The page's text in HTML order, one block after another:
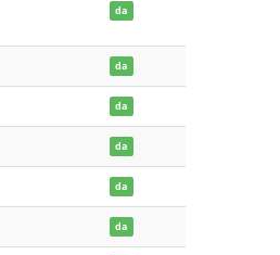
da
da
da
da
da
da